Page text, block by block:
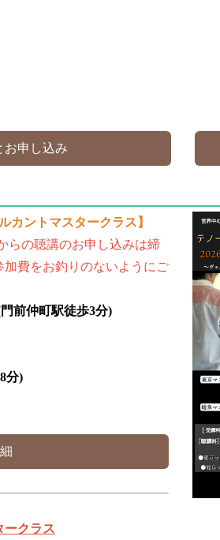
お申し込み
ントマスタークラス】
らの聴講のお申し込みは締
費をお釣りのないようにご
前仲町駅徒歩3分)
分)
ークラス